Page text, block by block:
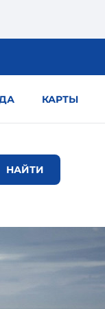
КАРТЫ